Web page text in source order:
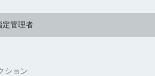
定管理者
ション